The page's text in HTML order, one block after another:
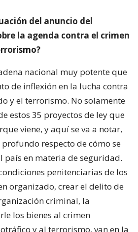
del anuncio del
la agenda contra el crimen
nacional muy potente que
de inflexión en la lucha contra
y el terrorismo. No solamente
estos 35 proyectos de ley que
viene, y aquí se va a notar,
respecto de cómo se
país en materia de seguridad.
penitenciarias de los
organizado, crear el delito de
criminal, la
los bienes al crimen
y al terrorismo, van en la